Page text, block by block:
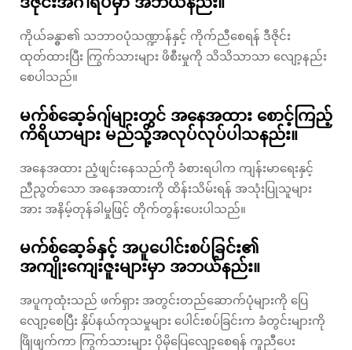
ကိုယ်ခန္ဓာ၏ သဘာဝပုံသဏ္ဍာန်နှင့် ကိုက်ညီစေရန် ဒီဇိုင်း
ထုတ်ထားပြီး ကြွက်သားများ ဖိစီးမှုကို သိသိသာသာ လျော့နည်း
စေပါသည်။
မက်စ်ဆေ့ခ်ဂျ်များတွင် အနေအထား စောင့်ကြည့်
ကိရိယာများ မည်သို့အလုပ်လုပ်ပါသနည်း။
အနေအထား ညံ့ဖျင်းနေသည်ကို ခံစားရပါက ကျန်းမာရေးနှင့်
ညီညွတ်သော အနေအထားကို ထိန်းသိမ်းရန် အသုံးပြုသူများ
အား အနိမ့်တုန်ခါမှုဖြင့် တိုက်တွန်းပေးပါသည်။
မက်စ်ဆေ့ခ်နှင့် အပူပေါင်းစပ်ခြင်း၏
အကျိုးကျေးဇူးများမှာ အဘယ်နည်း။
အပူကုထုံးသည် ဖက်ရှား အတွင်းတည်ဆောက်ပုံများကို ပြေ
လျော့စေပြီး နှိပ်နယ်ကုသမှုများ ပေါင်းစပ်ခြင်းက ခံတွင်းများကို
ဖြိုဖျက်ကာ ကြွက်သားများ ပိုမိုပြေလျော့စေရန် ကူညီပေး